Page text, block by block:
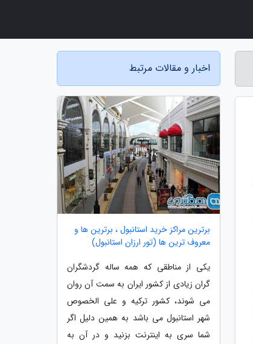
اخبار و مقالات مرتبط
برترین مراکز خرید استانبول ، برترین ها و
معروف ترین ها (تور ارزان استانبول)
یکی از مناطقی که همه ساله گردشگران
گران زیادی از کشور ایران به سمت آن روان
می شوند، کشور ترکیه و علی الخصوص
شهر استانبول می باشد به همین دلیل اگر
شما سری به اینترنت بزنید و در آن به